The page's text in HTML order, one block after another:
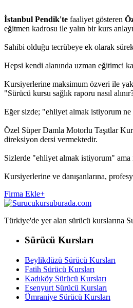
İstanbul Pendik'te faaliyet gösteren
eğitmen kadrosu ile yalın bir kurs
Sahibi olduğu tecrübeye ek olarak
Hepsi kendi alanında uzman eğitimci
Kursiyerlerine maksimum özveri ile
"Sürücü kursu sağlık raporu nasıl
Eğer sizde; "ehliyet almak istiyorum
Özel Süper Damla Motorlu Taşıtlar
direksiyon dersi vermektedir.
Sizlerde "ehliyet almak istiyorum"
Kursiyerlerine ve danışanlarına,
Firma Ekle+
Türkiye'de yer alan sürücü kurslarına
Sürücü Kursları
Beylikdüzü Sürücü Kursları
Fatih Sürücü Kursları
Kadıköy Sürücü Kursları
Esenyurt Sürücü Kursları
Ümraniye Sürücü Kursları